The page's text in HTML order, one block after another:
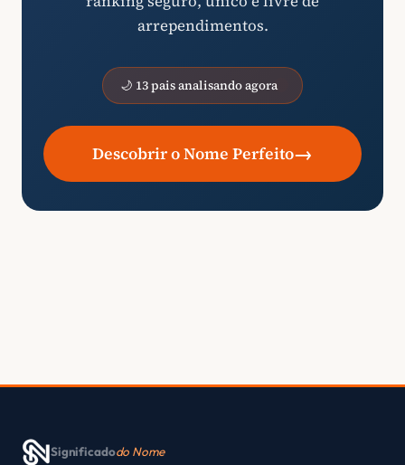
arrependimentos.
🌙 13 pais analisando agora
Descobrir o Nome Perfeito→
Significadodo Nome